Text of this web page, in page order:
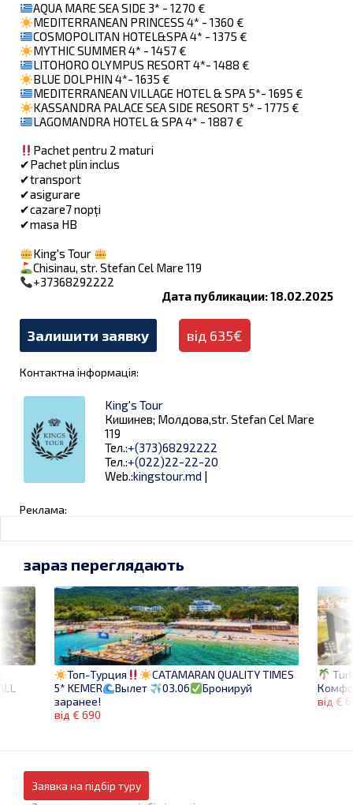
AQUA MARE SEA SIDE 3* - 1270 €
MEDITERRANEAN PRINCESS 4* - 1360 €
COSMOPOLITAN HOTEL&SPA 4* - 1375 €
MYTHIC SUMMER 4* - 1457 €
LITOHORO OLYMPUS RESORT 4*- 1488 €
BLUE DOLPHIN 4*- 1635 €
MEDITERRANEAN VILLAGE HOTEL & SPA 5*- 1695 €
KASSANDRA PALACE SEA SIDE RESORT 5* - 1775 €
LAGOMANDRA HOTEL & SPA 4* - 1887 €
Pachet pentru 2 maturi
✔︎Pachet plin inclus
✔︎transport
✔︎asigurare
✔︎cazare7 nopți
✔︎masa HB
King's Tour
Chisinau, str. Stefan Cel Mare 119
+37368292222
Дата публикации: 18.02.2025
Залишити заявку від 635€
Контактна інформація:
King's Tour
Кишинев; Молдова,str. Stefan Cel Mare
119
Тел.:+(373)68292222
Тел.:+(022)22-22-20
Web.:kingstour.md |
Реклама:
від €
зараз переглядають
Топ-Турция
CATAMARAN QUALITY TIMES
5* KEMER
Вылет 03.06
Бронируй
заранее!
від € 690
Заявка на підбір туру